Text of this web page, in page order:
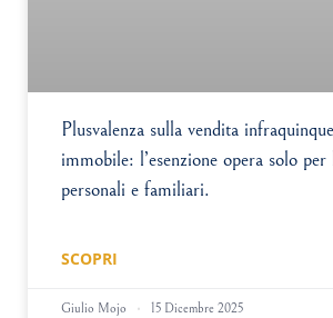
Plusvalenza sulla vendita
immobile: l’esenzione opera solo
personali e familiari.
SCOPRI
Giulio Mojo 15 Dicembre 2025